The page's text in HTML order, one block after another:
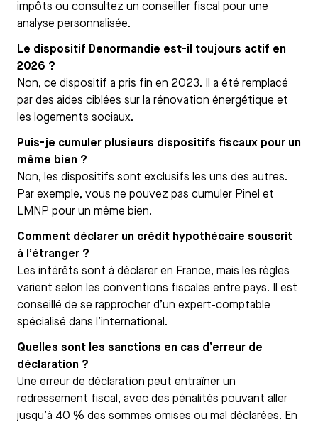
impôts ou consultez un conseiller fiscal pour une
analyse personnalisée.
Le dispositif Denormandie est-il toujours actif en
2026 ?
Non, ce dispositif a pris fin en 2023. Il a été remplacé
par des aides ciblées sur la rénovation énergétique et
les logements sociaux.
Puis-je cumuler plusieurs dispositifs fiscaux pour un
même bien ?
Non, les dispositifs sont exclusifs les uns des autres.
Par exemple, vous ne pouvez pas cumuler Pinel et
LMNP pour un même bien.
Comment déclarer un crédit hypothécaire souscrit
à l’étranger ?
Les intérêts sont à déclarer en France, mais les règles
varient selon les conventions fiscales entre pays. Il est
conseillé de se rapprocher d’un expert-comptable
spécialisé dans l’international.
Quelles sont les sanctions en cas d’erreur de
déclaration ?
Une erreur de déclaration peut entraîner un
redressement fiscal, avec des pénalités pouvant aller
jusqu’à 40 % des sommes omises ou mal déclarées. En